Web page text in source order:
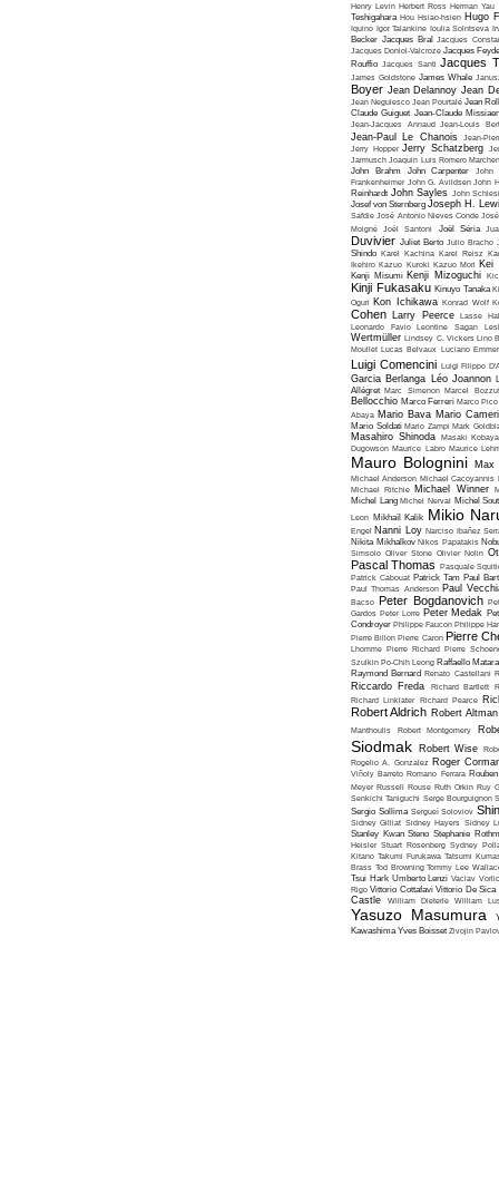
Henry Levin Herbert Ross Herman Yau
Teshigahara Hou Hsiao-hsien Hugo
Iquino Igor Talankine Ioulia Solntseva
Becker Jacques Bral Jacques
Jacques Doniol-Valcroze Jacques
Rouffio Jacques Santi Jacques
James Goldstone James Whale
Boyer Jean Delannoy Jean
Jean Negulesco Jean Pourtalé Jean
Claude Guiguet Jean-Claude
Jean-Jacques Annaud Jean-Louis
Jean-Paul Le Chanois
Jean-
Jerry Hopper Jerry Schatzberg
Jarmusch Joaquin Luis Romero
John Brahm
John Carpenter
John
Frankenheimer John G. Avildsen John
Reinhardt John Sayles John
Josef von Sternberg Joseph H.
Safdie José Antonio Nieves Conde
Moigné Joël Santoni Joël Séria
Duvivier Juliet Berto Julio Bracho
Shindo Karel Kachina Karel Reisz
Ikehiro Kazuo Kuroki Kazuo Mori Kei
Kenji Misumi Kenji Mizoguchi
Kinji Fukasaku Kinuyo Tanaka
Oguri Kon Ichikawa Konrad Wolf
Cohen Larry Peerce
Lasse
Leonardo Favio
Leontine Sagan
Wertmüller Lindsey C. Vickers Lino
Moullet Lucas Belvaux Luciano Emmer
Luigi Comencini Luigi Filippo
Garcia Berlanga Léo Joannon
Allégret Marc Simenon Marcel
Bellocchio Marco Ferreri Marco Pico
Abaya Mario Bava Mario
Mario Soldati Mario Zampi Mark
Masahiro Shinoda Masaki
Dugowson Maurice Labro Maurice
Mauro Bolognini Max
Michael Anderson Michael Cacoyannis
Michael Ritchie Michael Winner
Michel Lang Michel Nerval Michel
Leon Mikhaïl Kalik Mikio
Engel Nanni Loy Narciso Ibañez
Nikita Mikhalkov Nikos Papatakis
Simsolo Oliver Stone Olivier Nolin
Pascal Thomas Pasquale
Patrick Cabouat Patrick Tam Paul
Paul Thomas Anderson Paul
Bacso Peter Bogdanovich
Gardos Peter Lorre Peter Medak
Condroyer Philippe Faucon Philippe
Pierre Billon Pierre Caron Pierre
Lhomme Pierre Richard Pierre
Szulkin Po-Chih Leong Raffaello
Raymond Bernard Renato Castellani
Riccardo Freda Richard Bartlett
Richard Linklater Richard Pearce
Robert Aldrich Robert Altman
Manthoulis Robert Montgomery
Siodmak Robert Wise
Rogelio A. Gonzalez Roger
Viñoly Barreto Romano Ferrara
Meyer Russell Rouse Ruth Orkin Ruy
Senkichi Taniguchi Serge Bourguignon
Sergio Sollima Sergueï Soloviov
Sidney Gilliat Sidney Hayers Sidney
Stanley Kwan Steno Stephanie
Heisler Stuart Rosenberg Sydney
Kitano Takumi Furukawa Tatsumi
Brass Tod Browning Tommy Lee
Tsui Hark Umberto Lenzi Vaclav
Rigo Vittorio Cottafavi Vittorio De Sica
Castle William Dieterle William
Yasuzo Masumura
Kawashima Yves Boisset Zivojin